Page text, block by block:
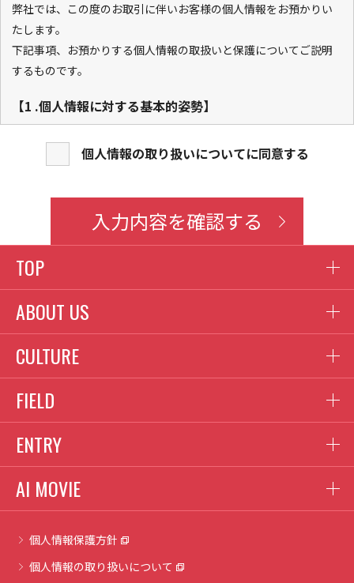
弊社では、この度のお取引に伴いお客様の個人情報をお預かりい
たします。
下記事項、お預かりする個人情報の取扱いと保護についてご説明
するものです。
【1 .個人情報に対する基本的姿勢】
令、国が定める指針その他の規範を尊重・遵守し、個人情報の適
【2.個人情報の利用目的】
各種の申込みの受付、保安点検、機器販売、各種工事および、そ
の他の事業活動等の機会に、お客様の個人情報を取得いたします
が、これらの個人情報は以下の目的に利用させていただきます。
なお、必要な個人情報を弊社へご提供いただけない場合には、当
該業務及びサービスをご利用いただけない場合がございます。
（1）応募者への情報提供、面接のお知らせ、結果の連絡
（2）選考評価の資料
【3.個人情報の第三者提供】
弊社は、前項2.「個人情報の利用目的」に記載した場合及び以下の
いずれかに該当する場合を除き、お客さまの個人情報を第三者へ
開示又は提供いたしません。
（1）ご本人の同意がある場合
個人情報の取り扱いについてに同意する
入力内容を確認する
TOP
ABOUT US
CULTURE
FIELD
ENTRY
AI MOVIE
個人情報保護方針
個人情報の取り扱いについて